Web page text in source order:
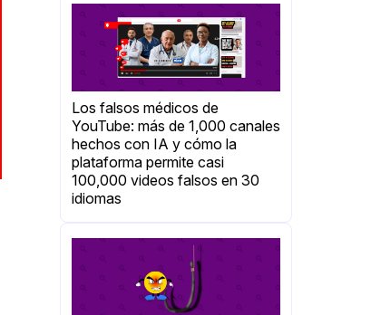
Los falsos médicos de
YouTube: más de 1,000 canales
hechos con IA y cómo la
plataforma permite casi
100,000 videos falsos en 30
idiomas